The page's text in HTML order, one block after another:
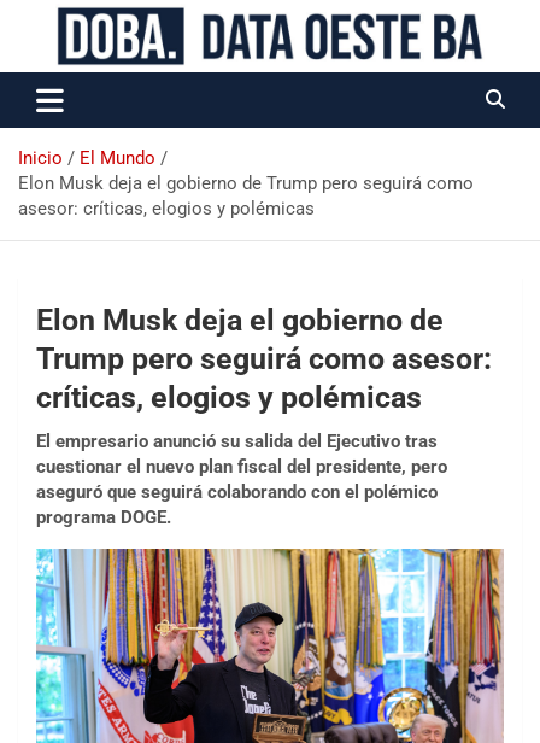
Data Oeste BA
Inicio
El Mundo
Elon Musk deja el gobierno de Trump pero seguirá como
asesor: críticas, elogios y polémicas
Elon Musk deja el gobierno de
Trump pero seguirá como asesor:
críticas, elogios y polémicas
El empresario anunció su salida del Ejecutivo tras
cuestionar el nuevo plan fiscal del presidente, pero
aseguró que seguirá colaborando con el polémico
programa DOGE.